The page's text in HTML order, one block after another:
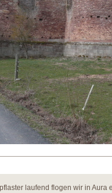
laufend flogen wir in